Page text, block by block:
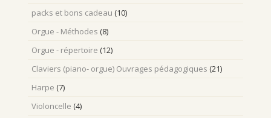
packs et bons cadeau (10)
Orgue - Méthodes (8)
Orgue - répertoire (12)
Claviers (piano- orgue) Ouvrages pédagogiques (21)
Harpe (7)
Violoncelle (4)